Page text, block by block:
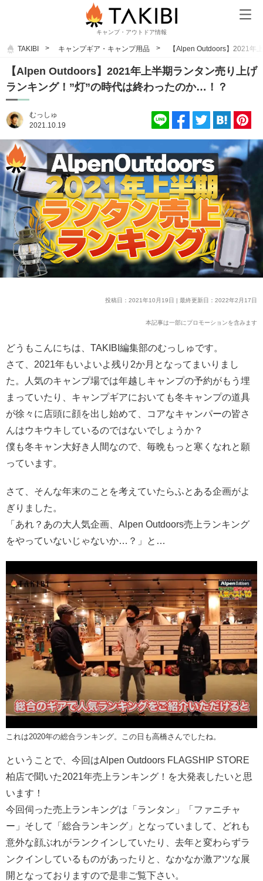
キャンプ・アウトドア情報
TAKIBI キャンプギア・キャンプ用品 【Alpen Outdoors】2021年
【Alpen Outdoors】2021年上半期ランタン売り上げ
ランキング！”灯”の時代は終わったのか…！？
むっしゅ
2021.10.19
投稿日：2021年10月19日 | 最終更新日：2022年2月17日
本記事は一部にプロモーションを含みます
どうもこんにちは、TAKIBI編集部のむっしゅです。
さて、2021年もいよいよ残り2か月となってまいりまし
た。人気のキャンプ場では年越しキャンプの予約がもう埋
まっていたり、キャンプギアにおいても冬キャンプの道具
が徐々に店頭に顔を出し始めて、コアなキャンパーの皆さ
んはウキウキしているのではないでしょうか？
僕も冬キャン大好き人間なので、毎晩もっと寒くなれと願
っています。
さて、そんな年末のことを考えていたらふとある企画がよ
ぎりました。
「あれ？あの大人気企画、Alpen Outdoors売上ランキング
をやっていないじゃないか…？」と…
これは2020年の総合ランキング。この日も高橋さんでしたね。
ということで、今回はAlpen Outdoors FLAGSHIP STORE
柏店で聞いた2021年売上ランキング！を大発表したいと思
います！
今回伺った売上ランキングは「ランタン」「ファニチャ
ー」そして「総合ランキング」となっていまして、どれも
意外な顔ぶれがランクインしていたり、去年と変わらずラ
ンクインしているものがあったりと、なかなか激アツな展
開となっておりますので是非ご覧下さい。